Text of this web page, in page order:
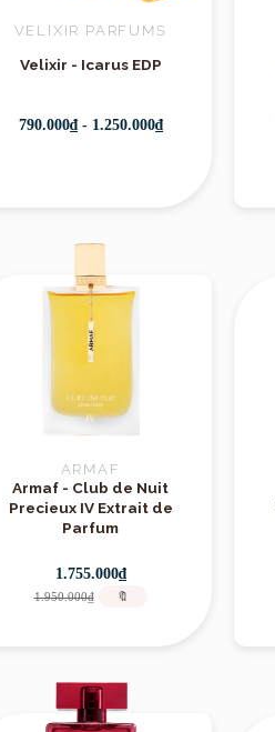
VELIXIR PARFUMS
Velixir - Icarus EDP
790.000₫ - 1.250.000₫
ARMAF
Armaf - Club de Nuit
Precieux IV Extrait de
Parfum
1.755.000₫
1.950.000₫ 🔖